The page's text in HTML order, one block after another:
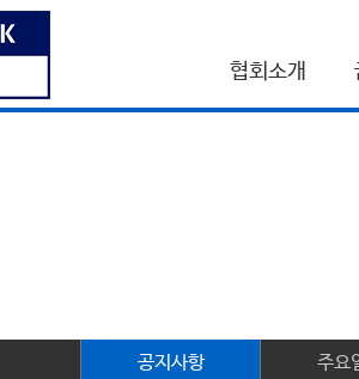
협회소개
공지사항 주요